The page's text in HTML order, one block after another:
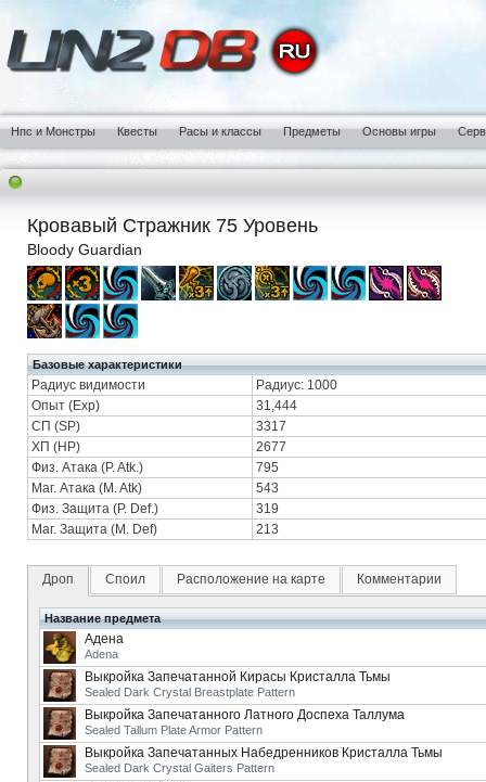
Нпс и Монстры Квесты Расы и классы Предметы Основы игры
Кровавый Стражник 75 Уровень
Bloody Guardian
Базовые характеристики
Радиус видимости
Радиус: 1000
Опыт (Exp)
31,444
СП (SP)
3317
ХП (HP)
2677
Физ. Атака (P. Atk.)
795
Маг. Атака (M. Atk)
543
Физ. Защита (P. Def.)
319
Маг. Защита (M. Def)
213
Дроп Споил Расположение на карте Комментарии
Название предмета
Адена
Adena
Выкройка Запечатанной Кирасы Кристалла Тьмы
Sealed Dark Crystal Breastplate Pattern
Выкройка Запечатанного Латного Доспеха Таллума
Sealed Tallum Plate Armor Pattern
Выкройка Запечатанных Набедренников Кристалла Тьмы
Sealed Dark Crystal Gaiters Pattern